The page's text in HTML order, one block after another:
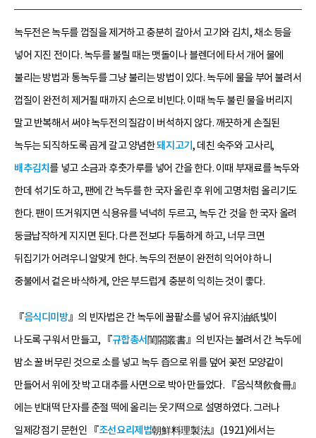
녹두전은 녹두를 껍질을 제거하고 충분히 갈아서 고기와 김치, 채소 등을
넣어 지진 전이다. 녹두를 불릴 때는 맷돌이나 블렌더에 타서 개어 물에
불리는 방법과 통녹두를 그냥 불리는 방법이 있다. 녹두에 물을 부어 불려서
껍질이 완전히 제거될 때까지 손으로 비빈다. 이때 녹두 불린 물을 버리지
말고 반복해서 써야 녹두전의 질감이 버석하지 않다. 깨끗하게 손질된
녹두는 되직하도록 곱게 갈고 양념한돼지고기 , 데친 숙주와 고사리,
배추김치 를 넣고 소금과 후춧가루를 넣어 간을 한다. 이때 부재료를 녹두와
한데 섞기도 하고, 팬에 간 녹두를 한 국자 올린 후 위에 고명처럼 올리기도
한다. 팬이 뜨거워지면 식용유를 넉넉히 두르고, 녹두 간 것을 한 국자 올려
둥글납작하게 지지면 된다. 다른 전보다 두툼하게 하고, 너무 크면
뒤집기가 어려우니 알맞게 한다. 녹두의 전분이 완전히 익어야 하니
중불에서 겉은 바삭하게, 안은 부드럽게 충분히 익히는 것이 좋다.
『음식디미방』의 빈자법은 간 녹두에 꿀팥소를 넣어 유지油紙빛이
나도록 구워서 만들고, 『규합총서閨閤叢書』의 빈자는 불려서 간 녹두에
밤소 꿀 버무린 것으로 소를 넣고 녹두 즙으로 위를 덮어 꽃전 모양같이
만들어서 위에 잣 박고 대추를 사면으로 박아 만들었다. 『음식책飮食冊』
에는 빈대떡 단자를 춘절 떡에 올리는 웃기떡으로 설명하였다. 그러나
일제강점기 문헌인 『조선요리제법朝鮮料理製法』(1921)에서는